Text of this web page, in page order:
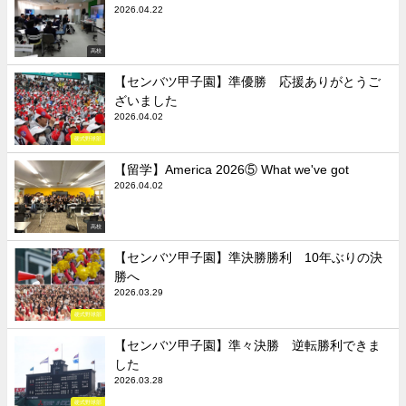
高校
2026.04.22
硬式野球部
【センバツ甲子園】準優勝 応援ありがとうご
ざいました
2026.04.02
高校
【留学】America 2026⑤ What we've got
2026.04.02
硬式野球部
【センバツ甲子園】準決勝勝利 10年ぶりの決
勝へ
2026.03.29
硬式野球部
【センバツ甲子園】準々決勝 逆転勝利できま
した
2026.03.28